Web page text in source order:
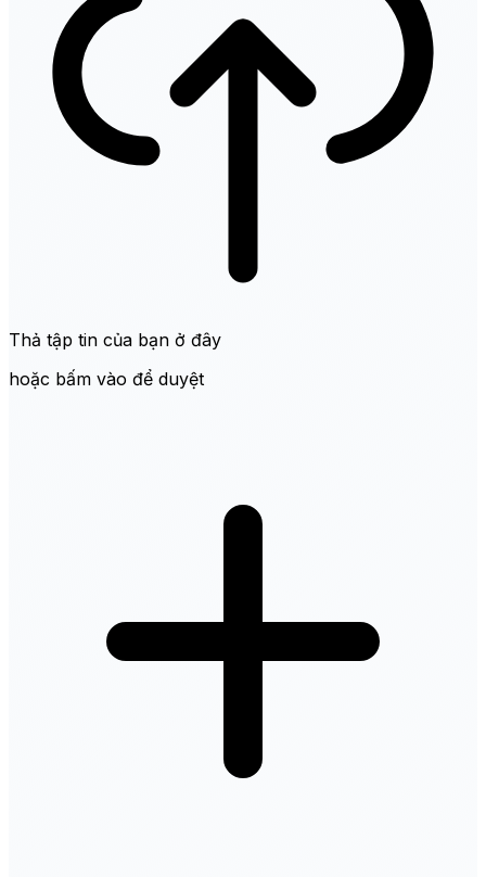
Thả tập tin của bạn ở đây
hoặc bấm vào để duyệt